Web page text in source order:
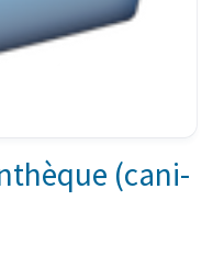
(cani-